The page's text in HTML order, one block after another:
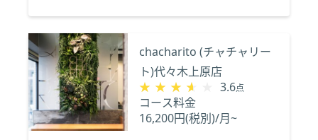
chacharito (チャチャリー
ト)代々木上原店
★★★★★
★★★★★ 3.6点
コース料金
16,200円(税別)/月~